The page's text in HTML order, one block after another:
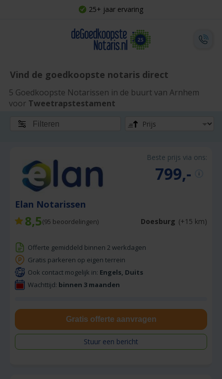
25+ jaar ervaring
Vind de goedkoopste notaris direct
5 Goedkoopste Notarissen in de buurt van Arnhem
voor Tweetrapstestament
Filteren
Beste prijs via ons:
799,-
Elan Notarissen
8,5(95 beoordelingen) Doesburg (+15 km)
Offerte gemiddeld binnen 2 werkdagen
Gratis parkeren op eigen terrein
Ook contact mogelijk in: Engels, Duits
Wachttijd: binnen 3 maanden
Gratis offerte aanvragen
Stuur een bericht